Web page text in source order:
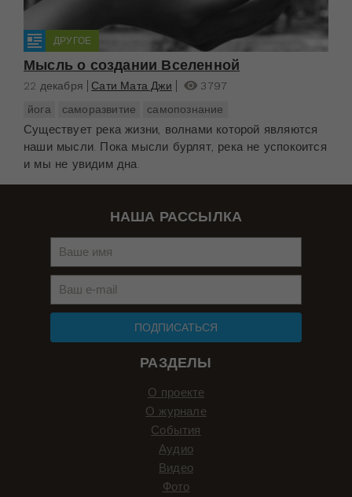
ДРУГОЕ
Мысль о создании Вселенной
22 декабря Сати Мата Джи
3797
йога
саморазвитие самопознание
Существует река жизни, волнами которой являются
наши мысли. Пока мысли бурлят, река не успокоится
и мы не увидим дна.
РАЗДЕЛЫ
О проекте
О журнале
События
Аудио
Видео
Фото
НАША РАССЫЛКА
ПОДПИСАТЬСЯ